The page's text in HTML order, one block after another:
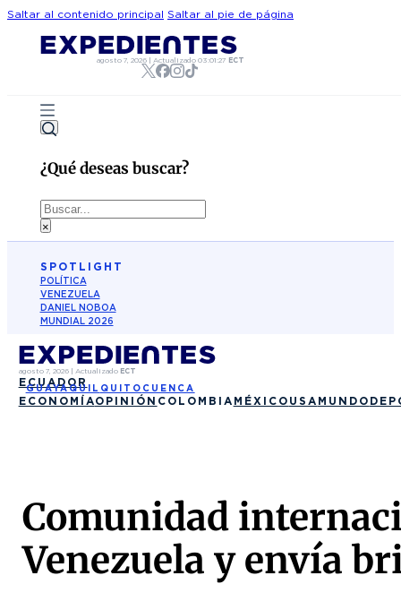
Saltar al contenido principal Saltar al pie de página
agosto 7, 2026| Actualizado 03:01:27 ECT
¿Qué deseas buscar?
Buscar
×
SPOTLIGHT
POLÍTICA
VENEZUELA
DANIEL NOBOA
MUNDIAL 2026
agosto 7, 2026| Actualizado ECT
ECUADOR
GUAYAQUIL QUITO CUENCA
ECONOMÍAOPINIÓN COLOMBIA MÉXICO USA MUNDO
Comunidad
Venezuela y envía